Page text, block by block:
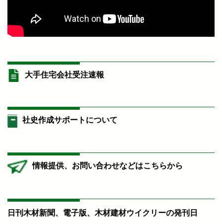
大手住宅会社受注速報
社史作成サポートについて
情報提供、お問い合わせなどはこちらから
日刊木材新聞、電子版、木材建材ウイクリーの発刊日